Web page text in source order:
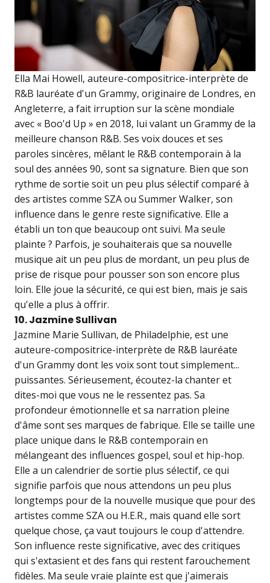
Ella Mai Howell, auteure-compositrice-interprète de
R&B lauréate d'un Grammy, originaire de Londres, en
Angleterre, a fait irruption sur la scène mondiale
avec « Boo'd Up » en 2018, lui valant un Grammy de la
meilleure chanson R&B. Ses voix douces et ses
paroles sincères, mêlant le R&B contemporain à la
soul des années 90, sont sa signature. Bien que son
rythme de sortie soit un peu plus sélectif comparé à
des artistes comme SZA ou Summer Walker, son
influence dans le genre reste significative. Elle a
établi un ton que beaucoup ont suivi. Ma seule
plainte ? Parfois, je souhaiterais que sa nouvelle
musique ait un peu plus de mordant, un peu plus de
prise de risque pour pousser son son encore plus
loin. Elle joue la sécurité, ce qui est bien, mais je sais
qu'elle a plus à offrir.
10. Jazmine Sullivan
Jazmine Marie Sullivan, de Philadelphie, est une
auteure-compositrice-interprète de R&B lauréate
d'un Grammy dont les voix sont tout simplement...
puissantes. Sérieusement, écoutez-la chanter et
dites-moi que vous ne le ressentez pas. Sa
profondeur émotionnelle et sa narration pleine
d'âme sont ses marques de fabrique. Elle se taille une
place unique dans le R&B contemporain en
mélangeant des influences gospel, soul et hip-hop.
Elle a un calendrier de sortie plus sélectif, ce qui
signifie parfois que nous attendons un peu plus
longtemps pour de la nouvelle musique que pour des
artistes comme SZA ou H.E.R., mais quand elle sort
quelque chose, ça vaut toujours le coup d'attendre.
Son influence reste significative, avec des critiques
qui s'extasient et des fans qui restent farouchement
fidèles. Ma seule vraie plainte est que j'aimerais